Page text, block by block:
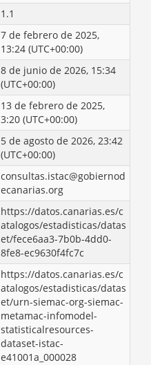
1.1
7 de febrero de 2025,
13:24 (UTC+00:00)
8 de junio de 2026, 15:34
(UTC+00:00)
13 de febrero de 2025,
3:20 (UTC+00:00)
5 de agosto de 2026, 23:42
(UTC+00:00)
consultas.istac@gobiernod
ecanarias.org
https://datos.canarias.es/c
atalogos/estadisticas/datas
et/fece6aa3-7b0b-4dd0-
8fe8-ec9630f4fc7c
https://datos.canarias.es/c
atalogos/estadisticas/datas
et/urn-siemac-org-siemac-
metamac-infomodel-
statisticalresources-
dataset-istac-
e41001a_000028